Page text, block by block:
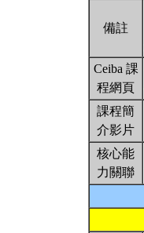
備註
Ceiba 課
程網頁
課程簡
介影片
核心能
力關聯